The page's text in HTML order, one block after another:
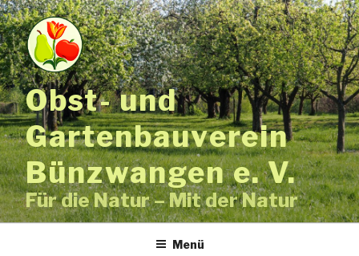
Zum
Inhalt
springen
Obst- und
Gartenbauverein
Bünzwangen e. V.
Für die Natur – Mit der Natur
Menü